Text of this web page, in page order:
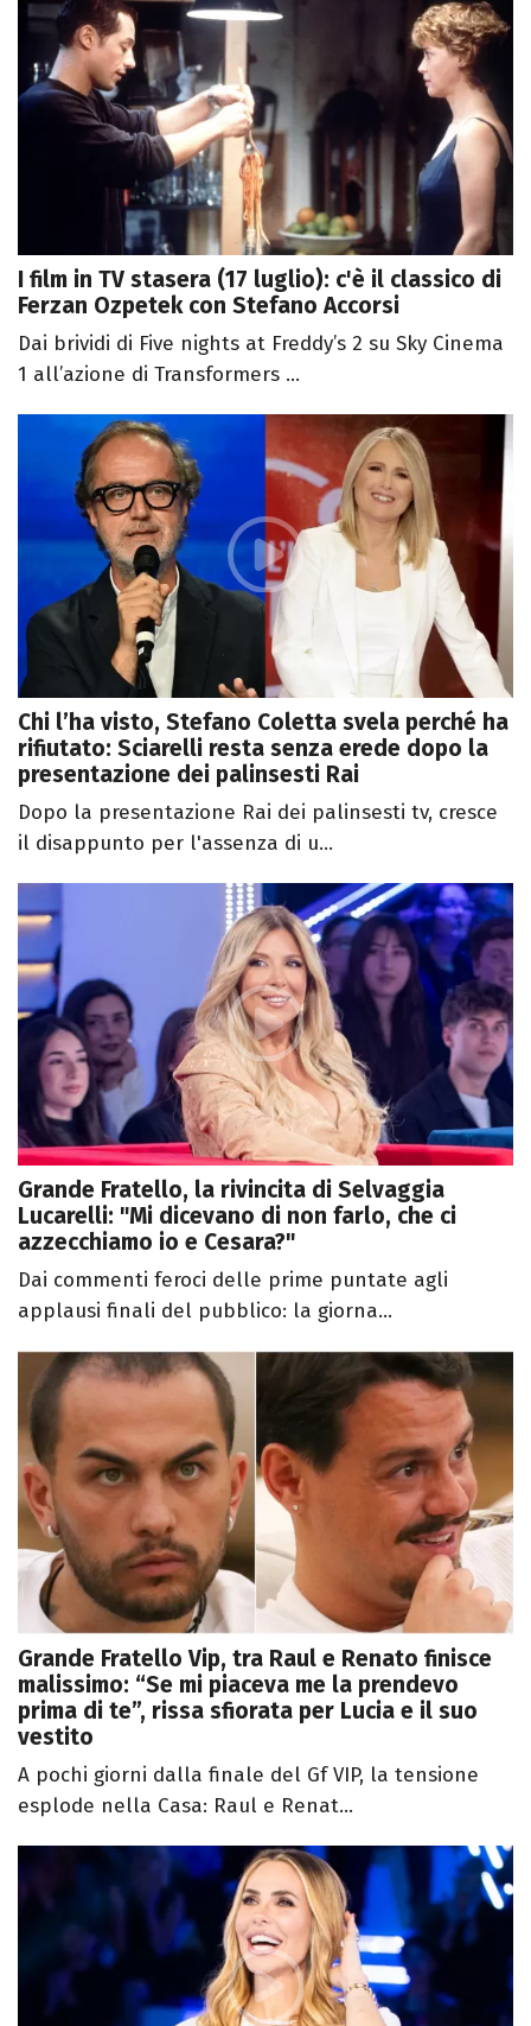
I film in TV stasera (17 luglio): c'è il classico di
Ferzan Ozpetek con Stefano Accorsi
Dai brividi di Five nights at Freddy’s 2 su Sky Cinema
1 all’azione di Transformers ...
Chi l’ha visto, Stefano Coletta svela perché ha
rifiutato: Sciarelli resta senza erede dopo la
presentazione dei palinsesti Rai
Dopo la presentazione Rai dei palinsesti tv, cresce
il disappunto per l'assenza di u...
Grande Fratello, la rivincita di Selvaggia
Lucarelli: "Mi dicevano di non farlo, che ci
azzecchiamo io e Cesara?"
Dai commenti feroci delle prime puntate agli
applausi finali del pubblico: la giorna...
Grande Fratello Vip, tra Raul e Renato finisce
malissimo: “Se mi piaceva me la prendevo
prima di te”, rissa sfiorata per Lucia e il suo
vestito
A pochi giorni dalla finale del Gf VIP, la tensione
esplode nella Casa: Raul e Renat...